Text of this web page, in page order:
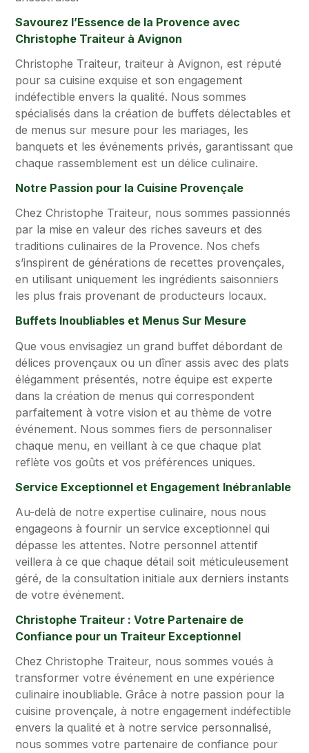
Savourez l’Essence de la Provence avec
Christophe Traiteur à Avignon
Christophe Traiteur, traiteur à Avignon, est réputé
pour sa cuisine exquise et son engagement
indéfectible envers la qualité. Nous sommes
spécialisés dans la création de buffets délectables et
de menus sur mesure pour les mariages, les
banquets et les événements privés, garantissant que
chaque rassemblement est un délice culinaire.
Notre Passion pour la Cuisine Provençale
Chez Christophe Traiteur, nous sommes passionnés
par la mise en valeur des riches saveurs et des
traditions culinaires de la Provence. Nos chefs
s’inspirent de générations de recettes provençales,
en utilisant uniquement les ingrédients saisonniers
les plus frais provenant de producteurs locaux.
Buffets Inoubliables et Menus Sur Mesure
Que vous envisagiez un grand buffet débordant de
délices provençaux ou un dîner assis avec des plats
élégamment présentés, notre équipe est experte
dans la création de menus qui correspondent
parfaitement à votre vision et au thème de votre
événement. Nous sommes fiers de personnaliser
chaque menu, en veillant à ce que chaque plat
reflète vos goûts et vos préférences uniques.
Service Exceptionnel et Engagement Inébranlable
Au-delà de notre expertise culinaire, nous nous
engageons à fournir un service exceptionnel qui
dépasse les attentes. Notre personnel attentif
veillera à ce que chaque détail soit méticuleusement
géré, de la consultation initiale aux derniers instants
de votre événement.
Christophe Traiteur : Votre Partenaire de
Confiance pour un Traiteur Exceptionnel
Chez Christophe Traiteur, nous sommes voués à
transformer votre événement en une expérience
culinaire inoubliable. Grâce à notre passion pour la
cuisine provençale, à notre engagement indéfectible
envers la qualité et à notre service personnalisé,
nous sommes votre partenaire de confiance pour